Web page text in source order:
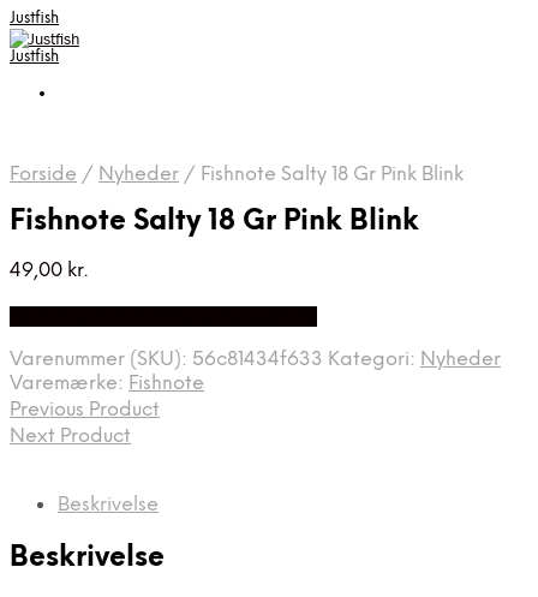
Justfish
Justfish
Forside / Nyheder / Fishnote Salty 18 Gr Pink Blink
Fishnote Salty 18 Gr Pink Blink
49,00 kr.
Varenummer (SKU): 56c81434f633 Kategori: Nyheder
Varemærke: Fishnote
Previous Product
Next Product
Beskrivelse
Beskrivelse